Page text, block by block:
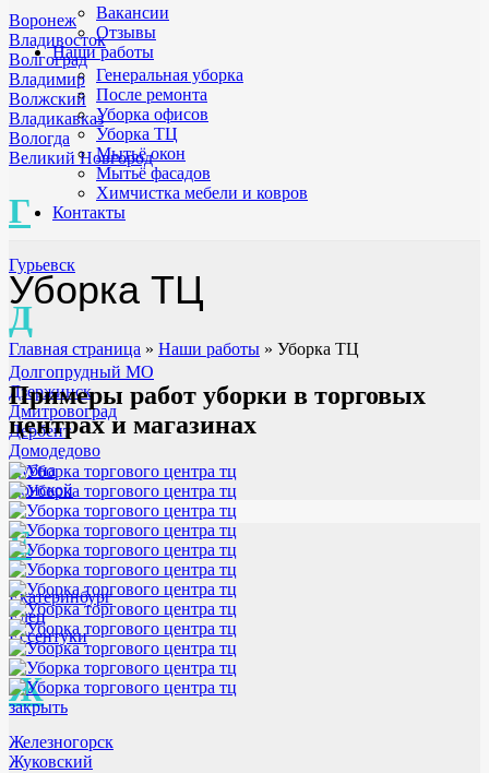
Воронеж
Владивосток
Волгоград
Владимир
Волжский
Владикавказ
Вологда
Великий Новгород
Г
Гурьевск
Д
Долгопрудный МО
Дзержинск
Дмитровоград
Дербент
Домодедово
Дубна
Донской
Е
Екатеринбург
Елец
Ессентуки
Ж
Железногорск
Жуковский
Вакансии
Отзывы
Наши работы
Генеральная уборка
После ремонта
Уборка офисов
Уборка ТЦ
Мытьё окон
Мытьё фасадов
Химчистка мебели и ковров
Контакты
Уборка ТЦ
Главная страница » Наши работы » Уборка ТЦ
Примеры работ уборки в торговых
центрах и магазинах
закрыть